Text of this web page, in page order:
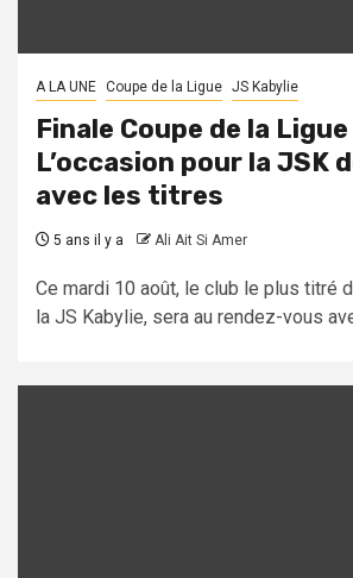
A LA UNE Coupe de la Ligue JS Kabylie
Finale Coupe de la Ligue
L’occasion pour la JSK
avec les titres
5 ans il y a Ali Ait Si Amer
Ce mardi 10 août, le club le plus titré
la JS Kabylie, sera au rendez-vous